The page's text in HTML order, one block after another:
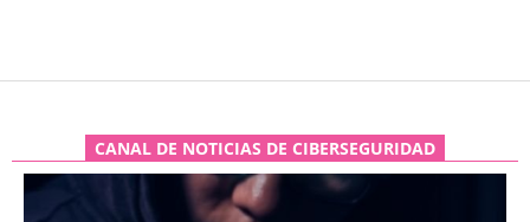
CANAL DE NOTICIAS DE CIBERSEGURIDAD